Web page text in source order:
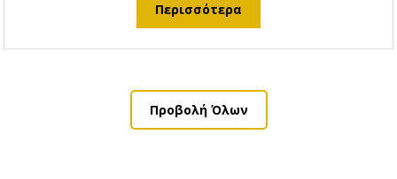
Περισσότερα
Προβολή Όλων